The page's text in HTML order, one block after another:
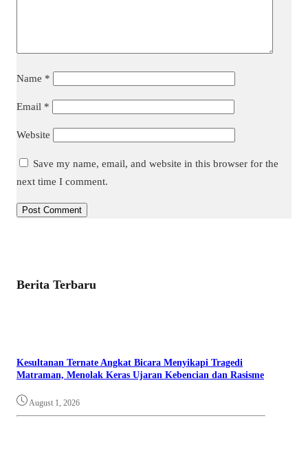
Name *
Email *
Website
Save my name, email, and website in this browser for the
next time I comment.
Berita Terbaru
Kesultanan Ternate Angkat Bicara Menyikapi Tragedi
Matraman, Menolak Keras Ujaran Kebencian dan Rasisme
August 1, 2026